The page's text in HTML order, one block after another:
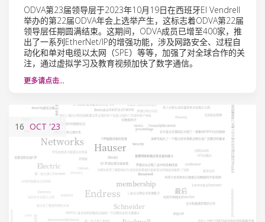
ODVA第23届领导层于2023年10月19日在西班牙EI Vendrell
举办的第22届ODVA年会上选举产生，这标志着ODVA第22届
领导层任期圆满结束。这期间，ODVA成员已增至400家，推
出了一系列EtherNet/IP的增强功能，涉及网路安全、过程自
动化和单对电缆以太网（SPE）等等，加强了对全球合作的关
注，通过虚拟学习及教育视频加快了数字通信。
更多请点击…
16 OCT '23